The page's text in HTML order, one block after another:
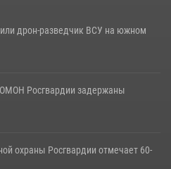
дрон-разведчик ВСУ на южном
Росгвардии задержаны
охраны Росгвардии отмечает 60-